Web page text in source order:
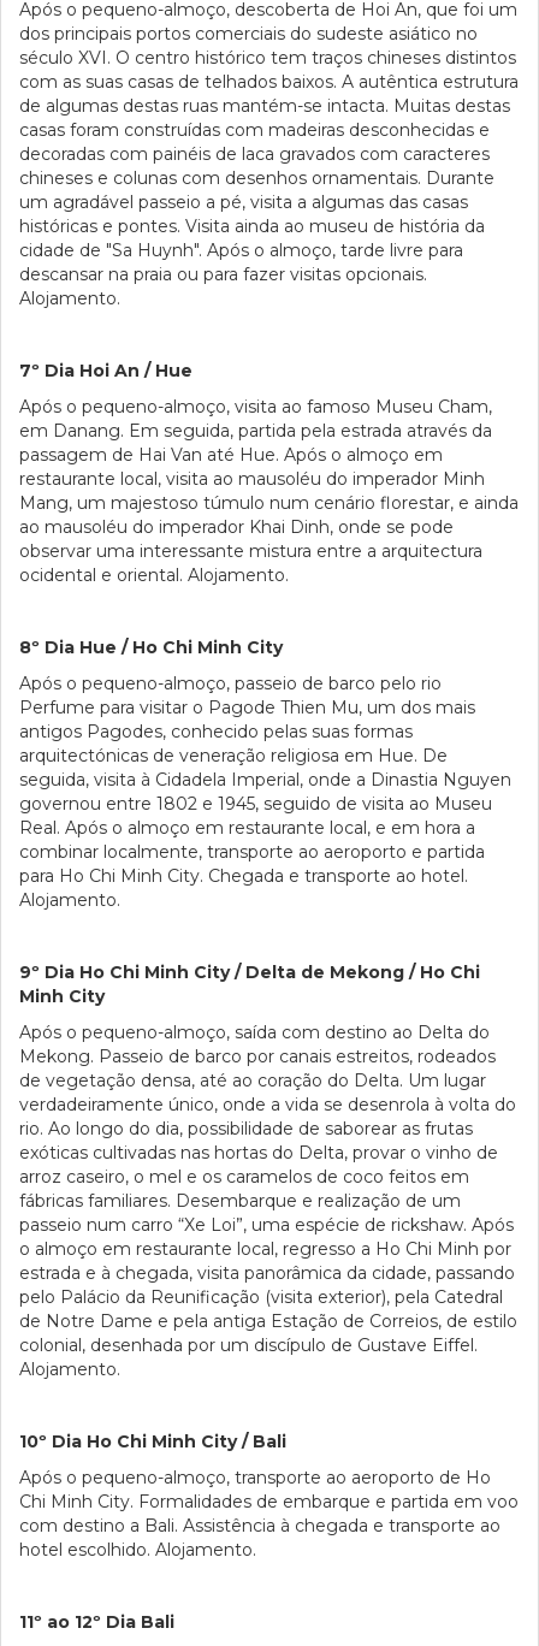
Após o pequeno-almoço, descoberta de Hoi An, que foi um
dos principais portos comerciais do sudeste asiático no
século XVI. O centro histórico tem traços chineses distintos
com as suas casas de telhados baixos. A autêntica estrutura
de algumas destas ruas mantém-se intacta. Muitas destas
casas foram construídas com madeiras desconhecidas e
decoradas com painéis de laca gravados com caracteres
chineses e colunas com desenhos ornamentais. Durante
um agradável passeio a pé, visita a algumas das casas
históricas e pontes. Visita ainda ao museu de história da
cidade de "Sa Huynh". Após o almoço, tarde livre para
descansar na praia ou para fazer visitas opcionais.
Alojamento.
7º Dia Hoi An / Hue
Após o pequeno-almoço, visita ao famoso Museu Cham,
em Danang. Em seguida, partida pela estrada através da
passagem de Hai Van até Hue. Após o almoço em
restaurante local, visita ao mausoléu do imperador Minh
Mang, um majestoso túmulo num cenário florestar, e ainda
ao mausoléu do imperador Khai Dinh, onde se pode
observar uma interessante mistura entre a arquitectura
ocidental e oriental. Alojamento.
8º Dia Hue / Ho Chi Minh City
Após o pequeno-almoço, passeio de barco pelo rio
Perfume para visitar o Pagode Thien Mu, um dos mais
antigos Pagodes, conhecido pelas suas formas
arquitectónicas de veneração religiosa em Hue. De
seguida, visita à Cidadela Imperial, onde a Dinastia Nguyen
governou entre 1802 e 1945, seguido de visita ao Museu
Real. Após o almoço em restaurante local, e em hora a
combinar localmente, transporte ao aeroporto e partida
para Ho Chi Minh City. Chegada e transporte ao hotel.
Alojamento.
9º Dia Ho Chi Minh City / Delta de Mekong / Ho Chi
Minh City
Após o pequeno-almoço, saída com destino ao Delta do
Mekong. Passeio de barco por canais estreitos, rodeados
de vegetação densa, até ao coração do Delta. Um lugar
verdadeiramente único, onde a vida se desenrola à volta do
rio. Ao longo do dia, possibilidade de saborear as frutas
exóticas cultivadas nas hortas do Delta, provar o vinho de
arroz caseiro, o mel e os caramelos de coco feitos em
fábricas familiares. Desembarque e realização de um
passeio num carro “Xe Loi”, uma espécie de rickshaw. Após
o almoço em restaurante local, regresso a Ho Chi Minh por
estrada e à chegada, visita panorâmica da cidade, passando
pelo Palácio da Reunificação (visita exterior), pela Catedral
de Notre Dame e pela antiga Estação de Correios, de estilo
colonial, desenhada por um discípulo de Gustave Eiffel.
Alojamento.
10º Dia Ho Chi Minh City / Bali
Após o pequeno-almoço, transporte ao aeroporto de Ho
Chi Minh City. Formalidades de embarque e partida em voo
com destino a Bali. Assistência à chegada e transporte ao
hotel escolhido. Alojamento.
11º ao 12º Dia Bali